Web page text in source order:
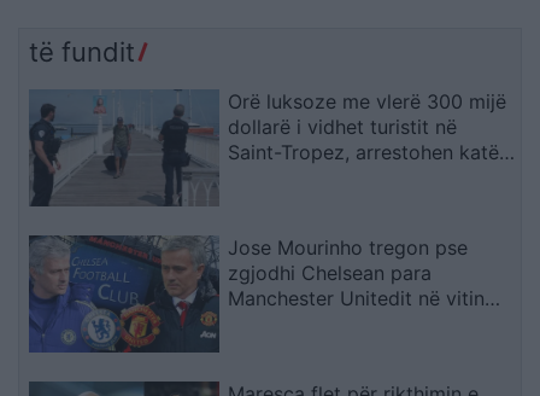
të fundit
Orë luksoze me vlerë 300 mijë
dollarë i vidhet turistit në
Saint-Tropez, arrestohen katër
Jose Mourinho tregon pse
zgjodhi Chelsean para
Manchester Unitedit në vitin